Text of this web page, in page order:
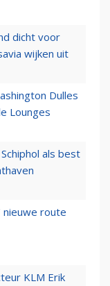
dicht voor
wijken uit
Dulles
Lounges
als best
nieuwe route
KLM Erik